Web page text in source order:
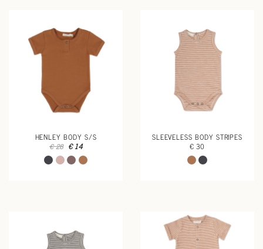
HENLEY BODY S/S
€ 28 € 14
SLEEVELESS BODY STRIPES
€ 30